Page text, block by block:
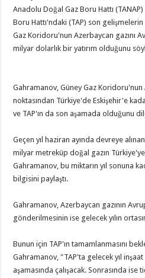
Anadolu Doğal Gaz Boru Hattı
Boru Hattı'ndaki (TAP) son
Gaz Koridoru'nun Azerbaycan gazını
milyar dolarlık bir yatırım olduğunu
Gahramanov, Güney Gaz
noktasından Türkiye'de Eskişehir'e
ve TAP'ın da son aşamada olduğunu
Geçen yıl haziran ayında devreye
milyar metreküp doğal gazın
Gahramanov, bu miktarın yıl sonuna
bilgisini paylaştı.
Gahramanov, Azerbaycan gazının
gönderilmesinin ise gelecek yılın
Bunun için TAP'ın tamamlanmasını
Gahramanov, "TAP'ta gelecek yıl
aşamasında çalışacak. Sonrasında ise